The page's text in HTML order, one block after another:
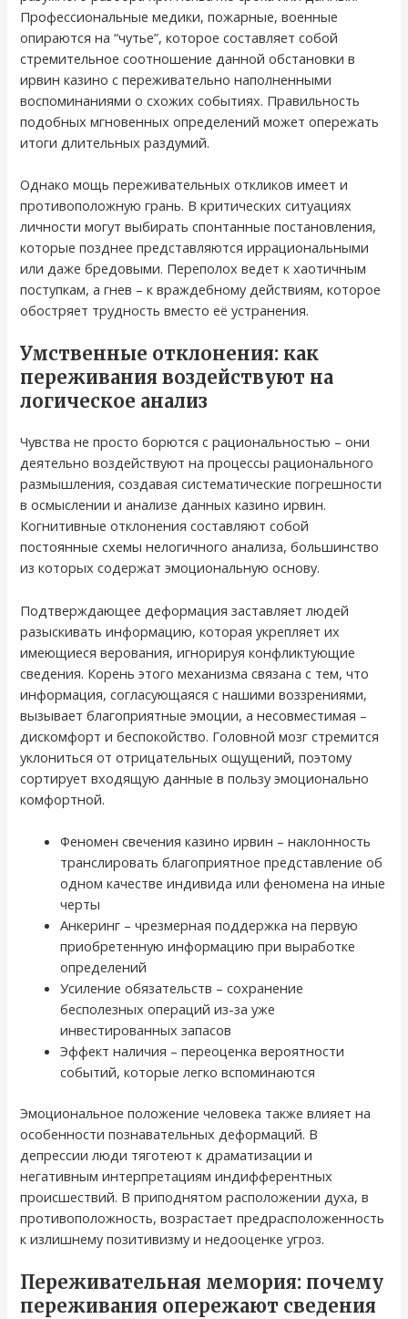
Профессиональные медики, пожарные, военные
опираются на “чутье”, которое составляет собой
стремительное соотношение данной обстановки в
ирвин казино с переживательно наполненными
воспоминаниями о схожих событиях. Правильность
подобных мгновенных определений может опережать
итоги длительных раздумий.
Однако мощь переживательных откликов имеет и
противоположную грань. В критических ситуациях
личности могут выбирать спонтанные постановления,
которые позднее представляются иррациональными
или даже бредовыми. Переполох ведет к хаотичным
поступкам, а гнев – к враждебному действиям, которое
обостряет трудность вместо её устранения.
Умственные отклонения: как
переживания воздействуют на
логическое анализ
Чувства не просто борются с рациональностью – они
деятельно воздействуют на процессы рационального
размышления, создавая систематические погрешности
в осмыслении и анализе данных казино ирвин.
Когнитивные отклонения составляют собой
постоянные схемы нелогичного анализа, большинство
из которых содержат эмоциональную основу.
Подтверждающее деформация заставляет людей
разыскивать информацию, которая укрепляет их
имеющиеся верования, игнорируя конфликтующие
сведения. Корень этого механизма связана с тем, что
информация, согласующаяся с нашими воззрениями,
вызывает благоприятные эмоции, а несовместимая –
дискомфорт и беспокойство. Головной мозг стремится
уклониться от отрицательных ощущений, поэтому
сортирует входящую данные в пользу эмоционально
комфортной.
Феномен свечения казино ирвин – наклонность
транслировать благоприятное представление об
одном качестве индивида или феномена на иные
черты
Анкеринг – чрезмерная поддержка на первую
приобретенную информацию при выработке
определений
Усиление обязательств – сохранение
бесполезных операций из-за уже
инвестированных запасов
Эффект наличия – переоценка вероятности
событий, которые легко вспоминаются
Эмоциональное положение человека также влияет на
особенности познавательных деформаций. В
депрессии люди тяготеют к драматизации и
негативным интерпретациям индифферентных
происшествий. В приподнятом расположении духа, в
противоположность, возрастает предрасположенность
к излишнему позитивизму и недооценке угроз.
Переживательная мемория: почему
переживания опережают сведения